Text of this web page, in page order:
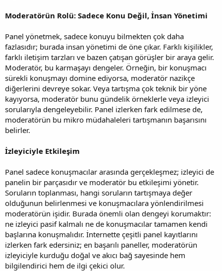
Moderatörün Rolü: Sadece Konu Değil, İnsan Yönetimi
Panel yönetmek, sadece konuyu bilmekten çok daha
fazlasıdır; burada insan yönetimi de öne çıkar. Farklı kişilikler,
farklı iletişim tarzları ve bazen çatışan görüşler bir araya gelir.
Moderatör, bu karmaşayı dengeler. Örneğin, bir konuşmacı
sürekli konuşmayı domine ediyorsa, moderatör nazikçe
diğerlerini devreye sokar. Veya tartışma çok teknik bir yöne
kayıyorsa, moderatör bunu gündelik örneklerle veya izleyici
sorularıyla dengeleyebilir. Panel izlerken fark edilmese de,
moderatörün bu mikro müdahaleleri tartışmanın başarısını
belirler.
İzleyiciyle Etkileşim
Panel sadece konuşmacılar arasında gerçekleşmez; izleyici de
panelin bir parçasıdır ve moderatör bu etkileşimi yönetir.
Soruların toplanması, hangi soruların tartışmaya değer
olduğunun belirlenmesi ve konuşmacılara yönlendirilmesi
moderatörün işidir. Burada önemli olan dengeyi korumaktır:
ne izleyici pasif kalmalı ne de konuşmacılar tamamen kendi
başlarına konuşmalıdır. İnternette çeşitli panel kayıtlarını
izlerken fark edersiniz; en başarılı paneller, moderatörün
izleyiciyle kurduğu doğal ve akıcı bağ sayesinde hem
bilgilendirici hem de ilgi çekici olur.